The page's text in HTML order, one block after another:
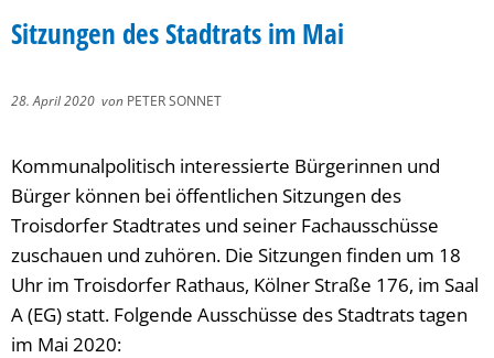
Sitzungen des Stadtrats im Mai
28. April 2020 von PETER SONNET
Kommunalpolitisch interessierte Bürgerinnen und
Bürger können bei öffentlichen Sitzungen des
Troisdorfer Stadtrates und seiner Fachausschüsse
zuschauen und zuhören. Die Sitzungen finden um 18
Uhr im Troisdorfer Rathaus, Kölner Straße 176, im Saal
A (EG) statt. Folgende Ausschüsse des Stadtrats tagen
im Mai 2020: